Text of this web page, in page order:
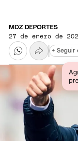
MDZ DEPORTES
27 de enero de
+ Seguir